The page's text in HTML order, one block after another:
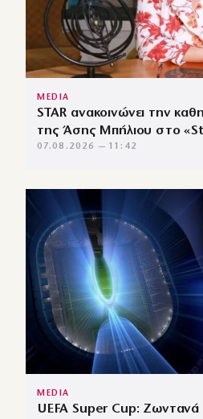
MEDIA
STAR ανακοινώνει την
της Άσης Μπήλιου στο
07.08.2026 — 11:42
MEDIA
UEFA Super Cup: